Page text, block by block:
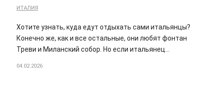
ИТАЛИЯ
Хотите узнать, куда едут отдыхать сами итальянцы?
Конечно же, как и все остальные, они любят фонтан
Треви и Миланский собор. Но если итальянец…
04.02.2026